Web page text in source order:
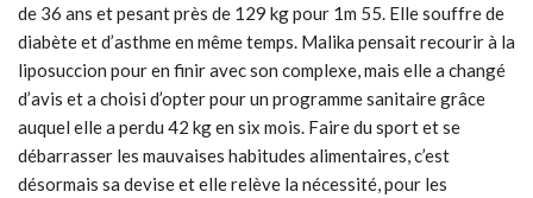
de 36 ans et pesant près de 129 kg pour 1m 55. Elle souffre de
diabète et d’asthme en même temps. Malika pensait recourir à la
liposuccion pour en finir avec son complexe, mais elle a changé
d’avis et a choisi d’opter pour un programme sanitaire grâce
auquel elle a perdu 42 kg en six mois. Faire du sport et se
débarrasser les mauvaises habitudes alimentaires, c’est
désormais sa devise et elle relève la nécessité, pour les